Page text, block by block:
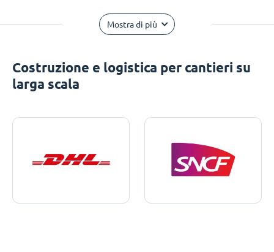
Mostra di più
Costruzione e logistica per cantieri su
larga scala